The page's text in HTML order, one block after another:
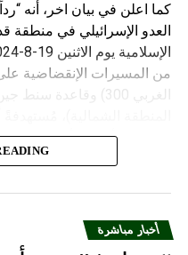
كما اعلن في بيان اخر، أنه
العدو الإسرائيلي في
من المسيرات الإنقضاضية على
الغربي 300) وقاعدة
وجنودها وأصابت أهدافها
أخبار مباشرة